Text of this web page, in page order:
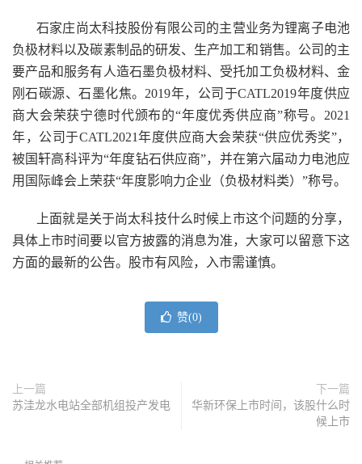
石家庄尚太科技股份有限公司的主营业务为锂离子电池
负极材料以及碳素制品的研发、生产加工和销售。公司的主
要产品和服务有人造石墨负极材料、受托加工负极材料、金
刚石碳源、石墨化焦。2019年，公司于CATL2019年度供应
商大会荣获宁德时代颁布的“年度优秀供应商”称号。2021
年，公司于CATL2021年度供应商大会荣获“供应优秀奖”，
被国轩高科评为“年度钻石供应商”，并在第六届动力电池应
用国际峰会上荣获“年度影响力企业（负极材料类）”称号。
上面就是关于尚太科技什么时候上市这个问题的分享，
具体上市时间要以官方披露的消息为准，大家可以留意下这
方面的最新的公告。股市有风险，入市需谨慎。
赞(0)
上一篇
苏洼龙水电站全部机组投产发电
下一篇
华新环保上市时间，该股什么时
候上市